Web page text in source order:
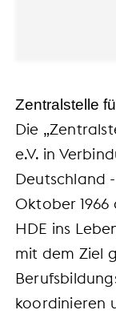
Zentralstelle
Die
e.V. in
Deutschland
Oktober
HDE ins
mit dem Ziel
koordinieren